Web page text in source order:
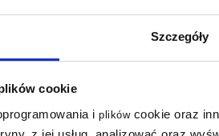
Szczegóły
cookie
i plikówcookie oraz